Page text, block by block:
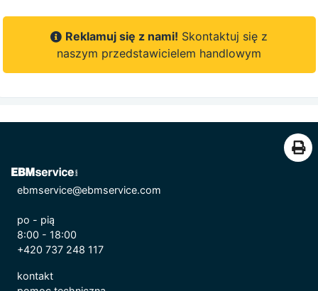
Reklamuj się z nami! Skontaktuj się z
naszym przedstawicielem handlowym
ebmservice@ebmservice.com
po - pią
8:00 - 18:00
+420 737 248 117
kontakt